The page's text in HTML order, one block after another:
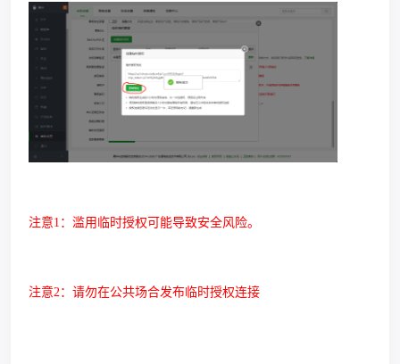
注意1 ：滥用临时授权可能导致安全风险。
注意2 ：请勿在公共场合发布临时授权连接